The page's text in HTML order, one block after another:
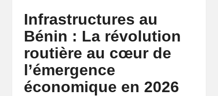
Infrastructures au
Bénin : La révolution
routière au cœur de
l’émergence
économique en 2026